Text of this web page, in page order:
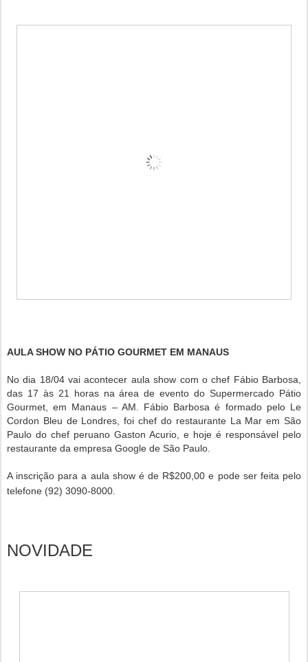
AULA SHOW NO PÁTIO GOURMET EM MANAUS
No dia 18/04 vai acontecer aula show com o chef Fábio Barbosa,
das 17 às 21 horas na área de evento do Supermercado Pátio
Gourmet, em Manaus – AM. Fábio Barbosa é formado pelo Le
Cordon Bleu de Londres, foi chef do restaurante La Mar em São
Paulo do chef peruano Gaston Acurio, e hoje é responsável pelo
restaurante da empresa Google de São Paulo.
A inscrição para a aula show é de R$200,00 e pode ser feita pelo
telefone (92) 3090-8000.
NOVIDADE